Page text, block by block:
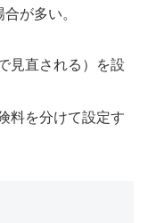
が多い。
見直される）を設
料を分けて設定す